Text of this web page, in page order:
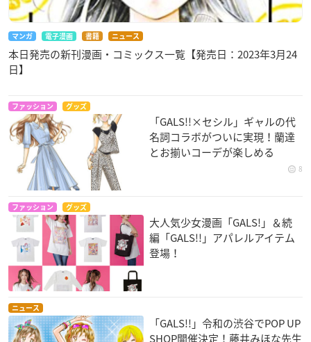
マンガ 電子漫画 書籍 ニュース
本日発売の新刊漫画・コミックス一覧【発売日：2023年3月24
日】
ファッション グッズ
「GALS!!×セシル」ギャルの代
名詞コラボがついに実現！蘭達
とお揃いコーデが楽しめる
8
ファッション グッズ
大人気少女漫画「GALS!」＆続
編「GALS!!」アパレルアイテム
登場！
ニュース
「GALS!!」令和の渋谷でPOP UP
SHOP開催決定！藤井みほな先生